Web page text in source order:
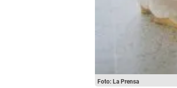
Foto: La Prensa